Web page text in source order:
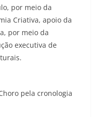
por meio da
Criativa, apoio da
por meio da
executiva de
pela cronologia